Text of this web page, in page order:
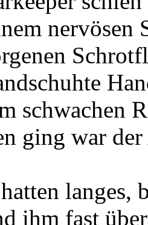
nervösen
schwachen
ging war
langes,
ihm fast